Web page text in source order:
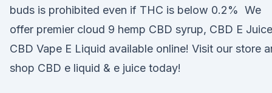
buds is prohibited even if THC is below 0.2% We
offer premier cloud 9 hemp CBD syrup, CBD E
CBD Vape E Liquid available online! Visit our store
shop CBD e liquid & e juice today!